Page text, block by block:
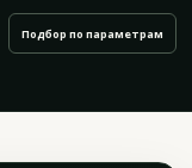
Подбор по параметрам